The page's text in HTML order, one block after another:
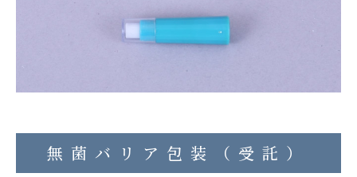
無菌バリア包装（受託）